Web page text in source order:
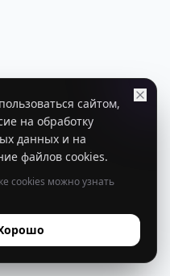
сайтом,
на обработку
данных и на
файлов cookies.
cookies можно узнать